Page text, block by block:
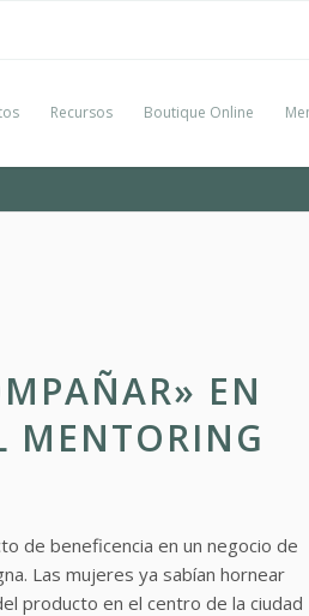
Recursos Boutique Online
EN
MENTORING
de beneficencia en un negocio de
Las mujeres ya sabían hornear
producto en el centro de la ciudad